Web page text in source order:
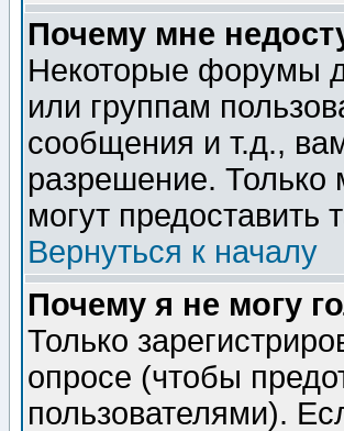
Почему мне
Некоторые форумы
или группам
сообщения и т.д.,
разрешение.
могут предоставить
Вернуться к началу
Почему я не могу
Только
опросе (чтобы
пользователями).